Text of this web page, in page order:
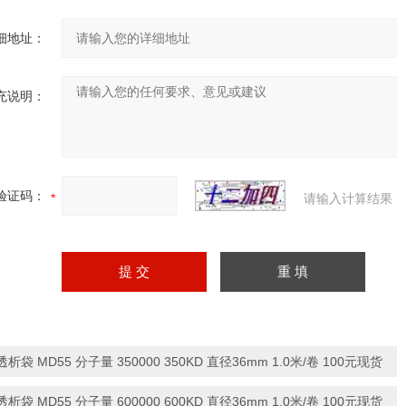
地址：
说明：
证码： 请输入计算结果
析袋 MD55 分子量 350000 350KD 直径36mm 1.0米/卷 100元现货
析袋 MD55 分子量 600000 600KD 直径36mm 1.0米/卷 100元现货